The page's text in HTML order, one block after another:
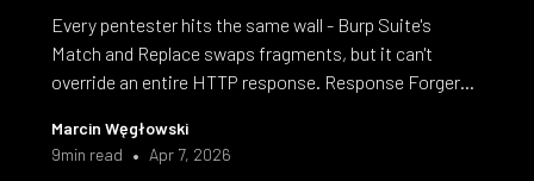
Every pentester hits the same wall - Burp Suite's
Match and Replace swaps fragments, but it can't
override an entire HTTP response. Response Forger
response you want the browser to receive, done.
Marcin Węgłowski
9min read • Apr 7, 2026